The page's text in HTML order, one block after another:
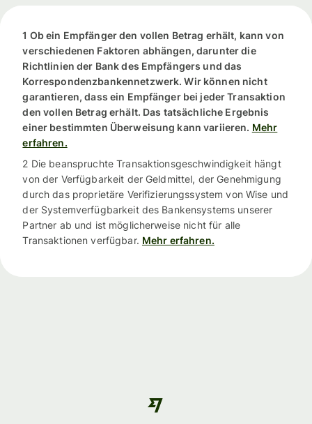
1 Ob ein Empfänger den vollen Betrag erhält, kann von
verschiedenen Faktoren abhängen, darunter die
Richtlinien der Bank des Empfängers und das
Korrespondenzbankennetzwerk. Wir können nicht
garantieren, dass ein Empfänger bei jeder Transaktion
den vollen Betrag erhält. Das tatsächliche Ergebnis
einer bestimmten Überweisung kann variieren. Mehr
erfahren.
2 Die beanspruchte Transaktionsgeschwindigkeit hängt
von der Verfügbarkeit der Geldmittel, der Genehmigung
durch das proprietäre Verifizierungssystem von Wise und
der Systemverfügbarkeit des Bankensystems unserer
Partner ab und ist möglicherweise nicht für alle
Transaktionen verfügbar. Mehr erfahren.